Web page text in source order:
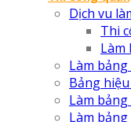
Dịch vu
Thi
Làm
Làm
Bảng
Làm
Làm